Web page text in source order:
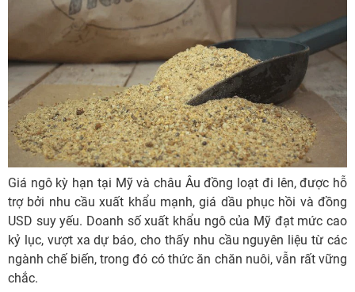
Giá ngô kỳ hạn tại Mỹ và châu Âu đồng loạt đi lên, được hỗ
trợ bởi nhu cầu xuất khẩu mạnh, giá dầu phục hồi và đồng
USD suy yếu. Doanh số xuất khẩu ngô của Mỹ đạt mức cao
kỷ lục, vượt xa dự báo, cho thấy nhu cầu nguyên liệu từ các
ngành chế biến, trong đó có thức ăn chăn nuôi, vẫn rất vững
chắc.